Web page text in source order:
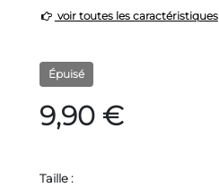
voir toutes les caractéristiques
Épuisé
9,90 €
Taille :